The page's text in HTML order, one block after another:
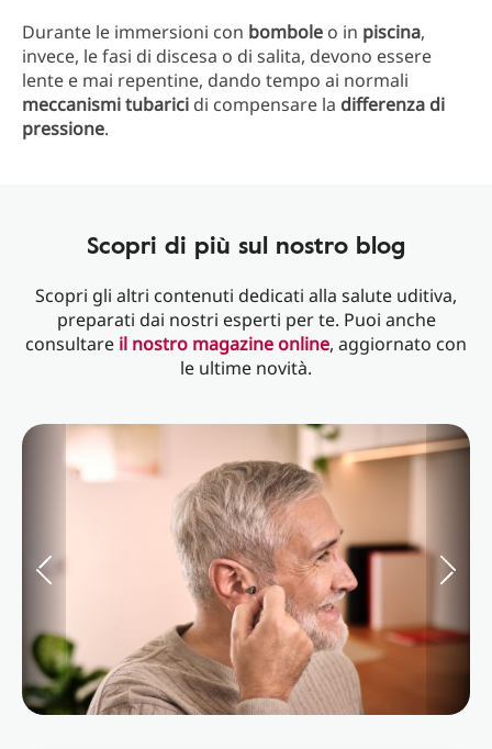
Durante le immersioni con bombole o in piscina,
invece, le fasi di discesa o di salita, devono essere
lente e mai repentine, dando tempo ai normali
meccanismitubarici di compensare la differenza di
pressione.
Scopri di più sul nostro blog
Scopri gli altri contenuti dedicati alla salute uditiva,
preparati dai nostri esperti per te. Puoi anche
consultare il nostro magazine online, aggiornato con
le ultime novità.